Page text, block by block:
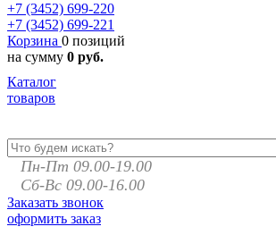
+7 (3452) 699-220
+7 (3452) 699-221
Корзина 0 позиций
на сумму 0 руб.
Каталог
товаров
Пн-Пт 09.00-19.00
Сб-Вс 09.00-16.00
Заказать звонок
оформить заказ